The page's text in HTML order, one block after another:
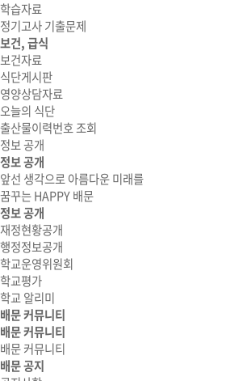
학습자료
정기고사 기출문제
보건, 급식
보건자료
식단게시판
영양상담자료
오늘의 식단
출산물이력번호 조회
정보 공개
정보 공개
앞선 생각으로 아름다운 미래를
꿈꾸는 HAPPY 배문
정보 공개
재정현황공개
행정정보공개
학교운영위원회
학교평가
학교 알리미
배문 커뮤니티
배문 커뮤니티
배문 커뮤니티
배문 공지